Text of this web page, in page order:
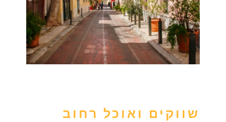
שווקים ואוכל רחוב